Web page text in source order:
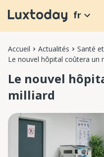
fr
Accueil Actualités
Santé
Le nouvel hôpital coûtera un
Le nouvel
milliard